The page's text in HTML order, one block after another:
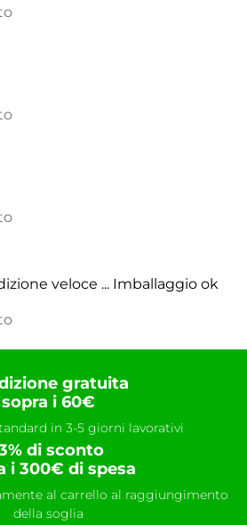
veloce ... Imballaggio ok
gratuita
sopra i 60€
in 3-5 giorni lavorativi
di sconto
i 300€ di spesa
al carrello al raggiungimento
della soglia